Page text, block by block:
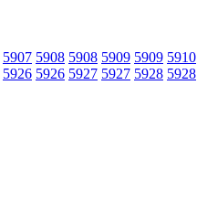
5907 5908 5908 5909 5909 5910
5926 5926 5927 5927 5928 5928